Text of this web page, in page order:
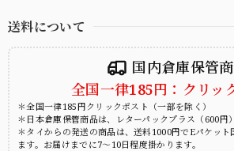
送料について
国内倉庫保管
全国一律185円：クリッ
＊全国一律185円クリックポスト（一部を除く）
＊日本倉庫保管商品は、レターパックプラス（600円
＊タイからの発送の商品は、送料1000円でEパケット
ます。お届けまでに7～10日程度掛かります。